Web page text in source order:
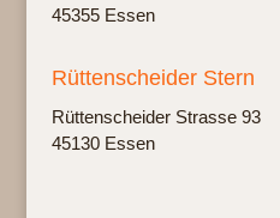
45355 Essen
Rüttenscheider Stern
Rüt­ten­schei­der Stras­se 93
45130 Essen